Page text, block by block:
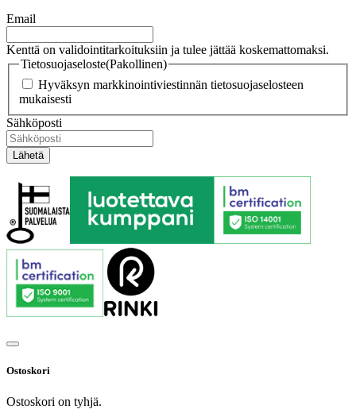
Email
Kenttä on validointitarkoituksiin ja tulee jättää koskemattomaksi.
Tietosuojaseloste(Pakollinen)
Hyväksyn markkinointiviestinnän tietosuojaselosteen
mukaisesti
Sähköposti
Ostoskori
Ostoskori on tyhjä.